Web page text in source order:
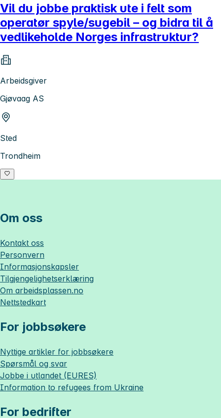
Vil du jobbe praktisk ute i felt som
operatør spyle/sugebil – og bidra til å
vedlikeholde Norges infrastruktur?
Arbeidsgiver
Gjøvaag AS
Sted
Trondheim
Om oss
Kontakt oss
Personvern
Informasjonskapsler
Tilgjengelighetserklæring
Om arbeidsplassen.no
Nettstedkart
For jobbsøkere
Nyttige artikler for jobbsøkere
Spørsmål og svar
Jobbe i utlandet (EURES)
Information to refugees from Ukraine
For bedrifter